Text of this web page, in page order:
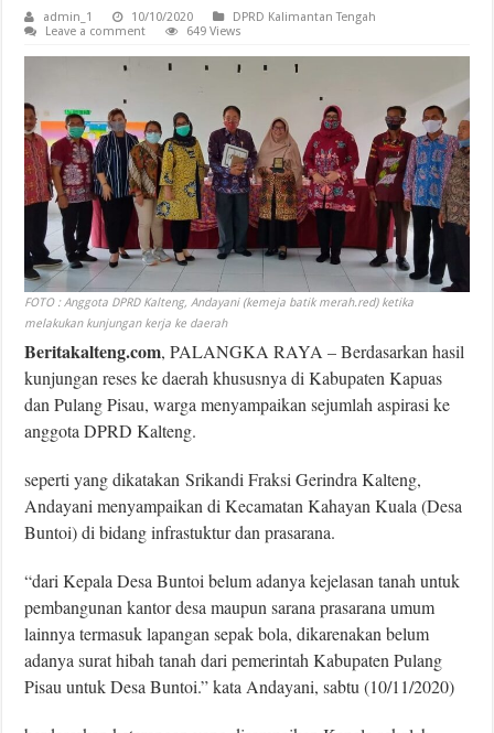
admin_1 10/10/2020
DPRD Kalimantan Tengah
Leave a comment
649 Views
FOTO : Anggota DPRD Kalteng, Andayani (kemeja batik merah.red) ketika
melakukan kunjungan kerja ke daerah
Beritakalteng.com, PALANGKA RAYA – Berdasarkan hasil
kunjungan reses ke daerah khususnya di Kabupaten Kapuas
dan Pulang Pisau, warga menyampaikan sejumlah aspirasi ke
anggota DPRD Kalteng.
seperti yang dikatakan Srikandi Fraksi Gerindra Kalteng,
Andayani menyampaikan di Kecamatan Kahayan Kuala (Desa
Buntoi) di bidang infrastuktur dan prasarana.
“dari Kepala Desa Buntoi belum adanya kejelasan tanah untuk
pembangunan kantor desa maupun sarana prasarana umum
lainnya termasuk lapangan sepak bola, dikarenakan belum
adanya surat hibah tanah dari pemerintah Kabupaten Pulang
Pisau untuk Desa Buntoi.” kata Andayani, sabtu (10/11/2020)